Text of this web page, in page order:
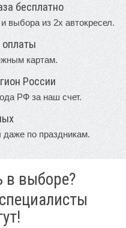
бесплатно
выбора из 2х автокресел.
картам.
России
РФ за наш счет.
по праздникам.
в выборе?